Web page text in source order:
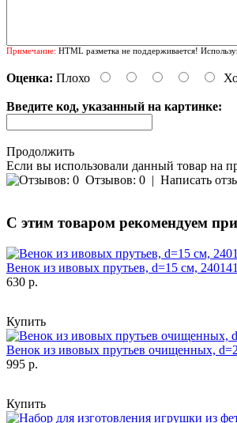
Примечание: HTML разметка не поддерживается!
Оценка: Плохо
Введите код, указанный на картинке:
Продолжить
Если вы использовали данный товар на
Отзывов: 0 | Написать
С этим товаром рекомендуем
Венок из ивовых прутьев, d=15 см,
630 р.
Купить
Венок из ивовых прутьев очищенных,
995 р.
Купить